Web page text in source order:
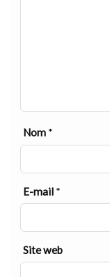
Nom *
E-mail *
Site web